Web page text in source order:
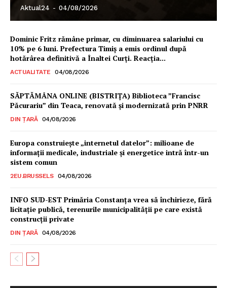
Aktual24 - 04/08/2026
Dominic Fritz rămâne primar, cu diminuarea salariului cu
10% pe 6 luni. Prefectura Timiș a emis ordinul după
hotărârea definitivă a Înaltei Curți. Reacția...
ACTUALITATE 04/08/2026
SĂPTĂMÂNA ONLINE (BISTRIȚA) Biblioteca ”Francisc
Păcurariu” din Teaca, renovată și modernizată prin PNRR
DIN ȚARĂ 04/08/2026
Europa construiește „internetul datelor”: milioane de
informații medicale, industriale și energetice intră într-un
sistem comun
2EU.BRUSSELS 04/08/2026
INFO SUD-EST Primăria Constanța vrea să închirieze, fără
licitație publică, terenurile municipalității pe care există
construcții private
DIN ȚARĂ 04/08/2026